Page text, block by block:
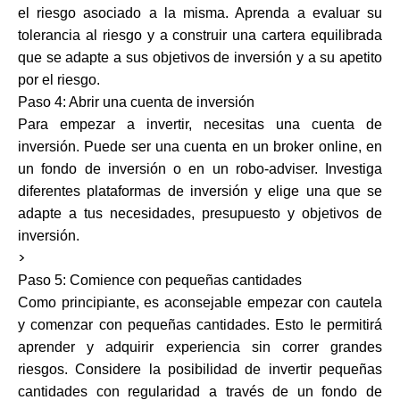
ask@scrambleup.com
el riesgo asociado a la misma. Aprenda a evaluar su
tolerancia al riesgo y a construir una cartera equilibrada
que se adapte a sus objetivos de inversión y a su apetito
por el riesgo.
Paso 4: Abrir una cuenta de inversión
Para empezar a invertir, necesitas una cuenta de
inversión. Puede ser una cuenta en un broker online, en
un fondo de inversión o en un robo-adviser. Investiga
diferentes plataformas de inversión y elige una que se
adapte a tus necesidades, presupuesto y objetivos de
inversión.
>
Paso 5: Comience con pequeñas cantidades
Como principiante, es aconsejable empezar con cautela
y comenzar con pequeñas cantidades. Esto le permitirá
aprender y adquirir experiencia sin correr grandes
riesgos. Considere la posibilidad de invertir pequeñas
cantidades con regularidad a través de un fondo de